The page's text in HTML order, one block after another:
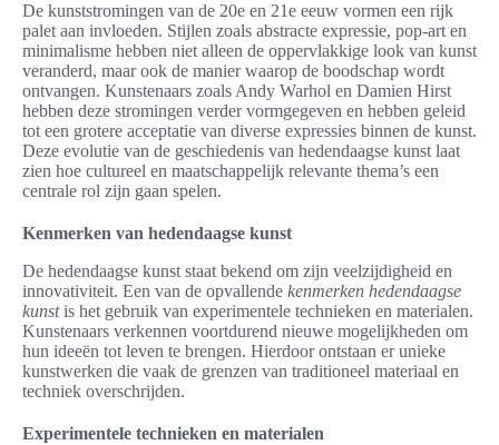
De kunststromingen van de 20e en 21e eeuw vormen een rijk
palet aan invloeden. Stijlen zoals abstracte expressie, pop-art en
minimalisme hebben niet alleen de oppervlakkige look van kunst
veranderd, maar ook de manier waarop de boodschap wordt
ontvangen. Kunstenaars zoals Andy Warhol en Damien Hirst
hebben deze stromingen verder vormgegeven en hebben geleid
tot een grotere acceptatie van diverse expressies binnen de kunst.
Deze evolutie van de geschiedenis van hedendaagse kunst laat
zien hoe cultureel en maatschappelijk relevante thema’s een
centrale rol zijn gaan spelen.
Kenmerken van hedendaagse kunst
De hedendaagse kunst staat bekend om zijn veelzijdigheid en
innovativiteit. Een van de opvallende kenmerken hedendaagse
kunstis het gebruik van experimentele technieken en materialen.
Kunstenaars verkennen voortdurend nieuwe mogelijkheden om
hun ideeën tot leven te brengen. Hierdoor ontstaan er unieke
kunstwerken die vaak de grenzen van traditioneel materiaal en
techniek overschrijden.
Experimentele technieken en materialen